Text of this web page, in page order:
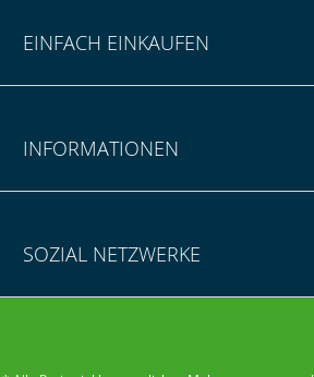
EINFACH EINKAUFEN
INFORMATIONEN
SOZIAL NETZWERKE